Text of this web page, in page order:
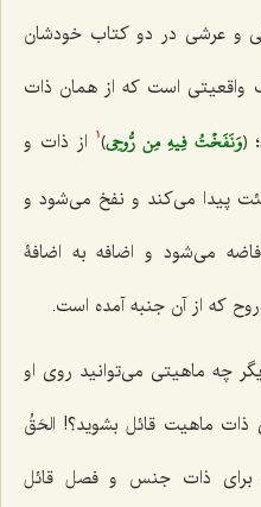
و عرشى در دو کتاب خودشان
واقعیتى است که‌ از همان ذات
﴿وَنَفَخۡتُ فِيهِ مِن رُّوحِي﴾1
از ذات و
پیدا مى‌کند و نفخ مى‌شود و
مى‌شود و اضافه به اضافۀ
که از آن جنبه آمده است.
چه ماهیتى مى‌توانید روى او
ذات ماهیت قائل بشوید؟! الحَقُ
براى ذات جنس و فصل قائل